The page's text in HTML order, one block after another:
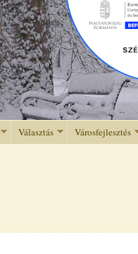
Választás Városfejlesztés